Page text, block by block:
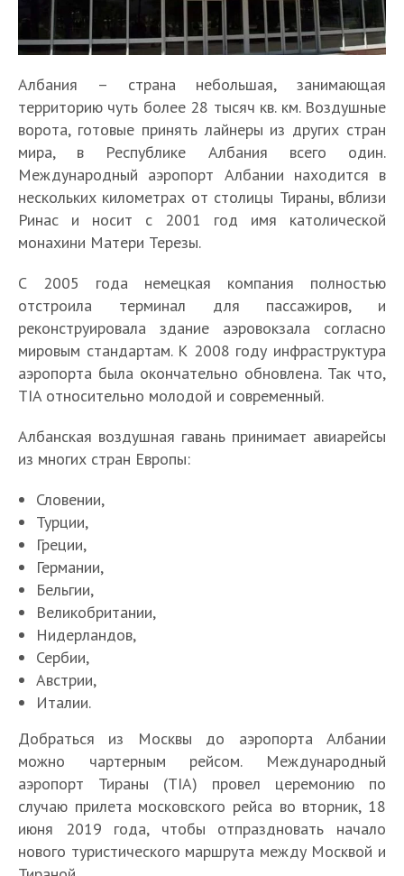
Албания – страна небольшая, занимающая
территорию чуть более 28 тысяч кв. км. Воздушные
ворота, готовые принять лайнеры из других стран
мира, в Республике Албания всего один.
Международный аэропорт Албании находится в
нескольких километрах от столицы Тираны, вблизи
Ринас и носит с 2001 год имя католической
монахини Матери Терезы.
С 2005 года немецкая компания полностью
отстроила терминал для пассажиров, и
реконструировала здание аэровокзала согласно
мировым стандартам. К 2008 году инфраструктура
аэропорта была окончательно обновлена. Так что,
TIA относительно молодой и современный.
Албанская воздушная гавань принимает авиарейсы
из многих стран Европы:
Словении,
Турции,
Греции,
Германии,
Бельгии,
Великобритании,
Нидерландов,
Сербии,
Австрии,
Италии.
Добраться из Москвы до аэропорта Албании
можно чартерным рейсом. Международный
аэропорт Тираны (TIA) провел церемонию по
случаю прилета московского рейса во вторник, 18
июня 2019 года, чтобы отпраздновать начало
нового туристического маршрута между Москвой и